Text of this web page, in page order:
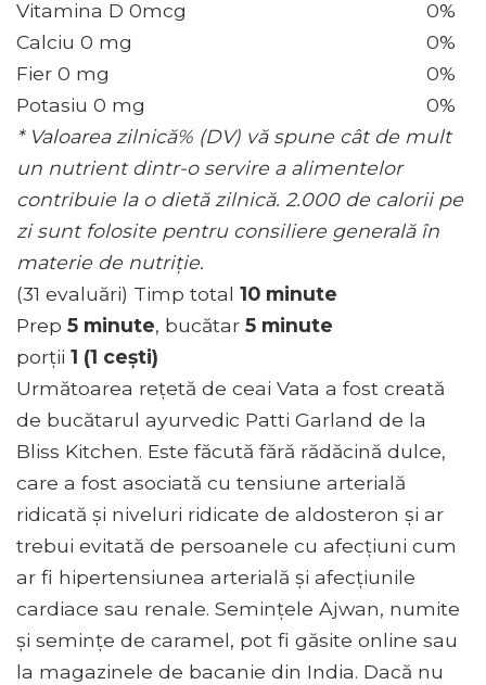
Vitamina D 0mcg
0%
Calciu 0 mg
0%
Fier 0 mg
0%
Potasiu 0 mg
0%
* Valoarea zilnică% (DV) vă spune cât de mult
un nutrient dintr-o servire a alimentelor
contribuie la o dietă zilnică. 2.000 de calorii pe
zi sunt folosite pentru consiliere generală în
materie de nutriție.
(31 evaluări) Timp total 10 minute
Prep 5 minute, bucătar 5 minute
porţii 1 (1 cești)
Următoarea rețetă de ceai Vata a fost creată
de bucătarul ayurvedic Patti Garland de la
Bliss Kitchen. Este făcută fără rădăcină dulce,
care a fost asociată cu tensiune arterială
ridicată și niveluri ridicate de aldosteron și ar
trebui evitată de persoanele cu afecțiuni cum
ar fi hipertensiunea arterială și afecțiunile
cardiace sau renale. Semințele Ajwan, numite
și semințe de caramel, pot fi găsite online sau
la magazinele de bacanie din India. Dacă nu